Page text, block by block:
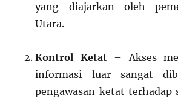
yang diajarkan oleh
Utara.
Kontrol Ketat– Akses
informasi luar sangat
pengawasan ketat terhadap